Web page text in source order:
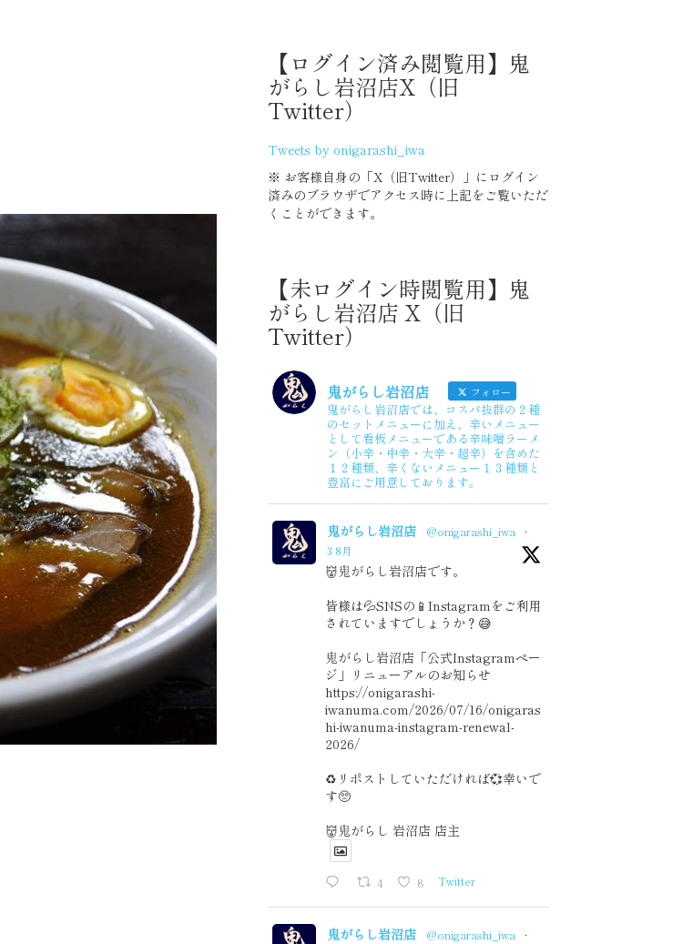
2020年7月度
2020年3月度
2020年1月度
【ログイン済み閲覧用】鬼
がらし岩沼店X（旧
Twitter）
Tweets by onigarashi_iwa
※ お客様自身の「X（旧Twitter）」にログイン
済みのブラウザでアクセス時に上記をご覧いただ
くことができます。
【未ログイン時閲覧用】鬼
がらし岩沼店 X（旧
Twitter）
鬼がらし岩沼店 フォロー
鬼がらし岩沼店では、コスパ抜群の２種
のセットメニューに加え、辛いメニュー
として看板メニューである辛味噌ラーメ
ン（小辛・中辛・大辛・超辛）を含めた
１２種類、辛くないメニュー１３種類と
豊富にご用意しております。
鬼がらし岩沼店 @onigarashi_iwa
·
3 8月
👹鬼がらし岩沼店です。
皆様は💦SNSの📱Instagramをご利用
されていますでしょうか？😅
鬼がらし岩沼店「公式Instagramペー
ジ」リニューアルのお知らせ
https://onigarashi-
iwanuma.com/2026/07/16/onigaras
hi-iwanuma-instagram-renewal-
2026/
♻️リポストしていただければ💞幸いで
す🥺
👹鬼がらし 岩沼店 店主
4 8 Twitter
鬼がらし岩沼店 @onigarashi_iwa
·